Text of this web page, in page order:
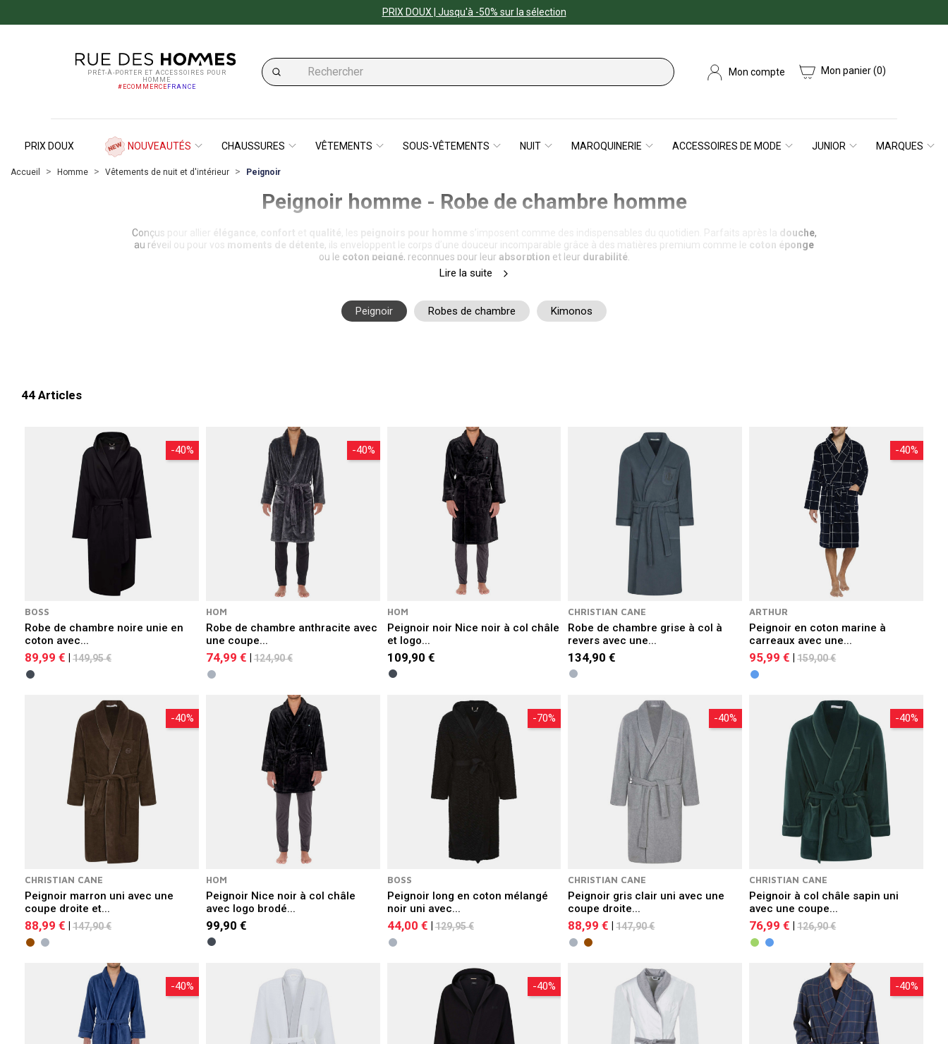
PRIX DOUX | Jusqu'à -50% sur la sélection
PRÊT-À-PORTER ET ACCESSOIRES POUR
HOMME
#ECOMMERCE FRANCE
Mon compte Mon panier(0)
PRIX DOUX NOUVEAUTÉS CHAUSSURES VÊTEMENTS SOUS-VÊTEMENTS NUIT MAROQUINERIE ACCESSOIRES DE MODE JUNIOR MARQUES
Accueil Homme Vêtements de nuit et d'intérieur Peignoir
Peignoir homme - Robe de chambre homme
Conçus pour allier confort et qualité s’imposent comme des indispensables du quotidien. Parfaits après la douche,
au réveil ou pour vos moments de détente, ils enveloppent le corps d’une douceur incomparable grâce à des matières premium comme le coton éponge
ou le coton peigné, reconnues pour leur absorption et leur durabilité.
telles que
col châle , coupes longues ou courtes, ceintures ajustables et finitions soignées. Chaque
Lire la suite
Peignoir Robes de chambre Kimonos
44 Articles
-40%
BOSS
Robe de chambre noire unie en
coton avec...
89,99 € 149,95 €
-40%
HOM
Robe de chambre anthracite avec
une coupe...
74,99 € 124,90 €
HOM
Peignoir noir Nice noir à col châle
et logo...
109,90 €
CHRISTIAN CANE
Robe de chambre grise à col à
revers avec une...
134,90 €
-40%
ARTHUR
Peignoir en coton marine à
carreaux avec une...
95,99 € |159,00 €
-40%
CHRISTIAN CANE
Peignoir marron uni avec une
coupe droite et...
88,99 € | 147,90 €
HOM
Peignoir Nice noir à col châle
avec logo brodé...
99,90 €
-70%
BOSS
Peignoir long en coton mélangé
noir uni avec...
44,00 € |129,95 €
-40%
CHRISTIAN CANE
Peignoir gris clair uni avec une
coupe droite...
88,99 € |147,90 €
-40%
CHRISTIAN CANE
Peignoir à col châle sapin uni
avec une coupe...
76,99 € |126,90 €
-40% -40% -40%